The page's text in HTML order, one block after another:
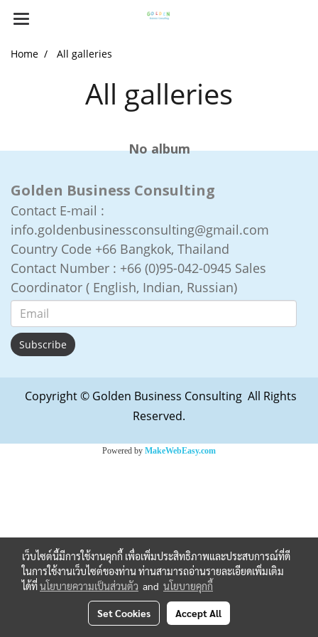
Home All galleries
All galleries
No album
Golden Business Consulting
Contact E-mail :
info.goldenbusinessconsulting@gmail.com
Country Code +66 Bangkok, Thailand
Contact Number : +66 (0)95-042-0945 Sales
Coordinator ( English, Indian, Russian)
Subscribe
Copyright © Golden Business Consulting All Rights
Reserved.
Powered by MakeWebEasy.com
เว็บไซต์นี้มีการใช้งานคุกกี้ เพื่อเพิ่มประสิทธิภาพและประสบการณ์ที่ดี
ในการใช้งานเว็บไซต์ของท่าน ท่านสามารถอ่านรายละเอียดเพิ่มเติม
ได้ที่นโยบายความเป็นส่วนตัว and นโยบายคุกกี้
Set Cookies Accept All